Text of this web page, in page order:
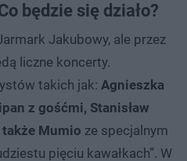
będzie się działo?
Jakubowy, ale przez
liczne koncerty.
takich jak: Agnieszka
z gośćmi, Stanisław
także Mumio ze specjalnym
pięciu kawałkach”. W